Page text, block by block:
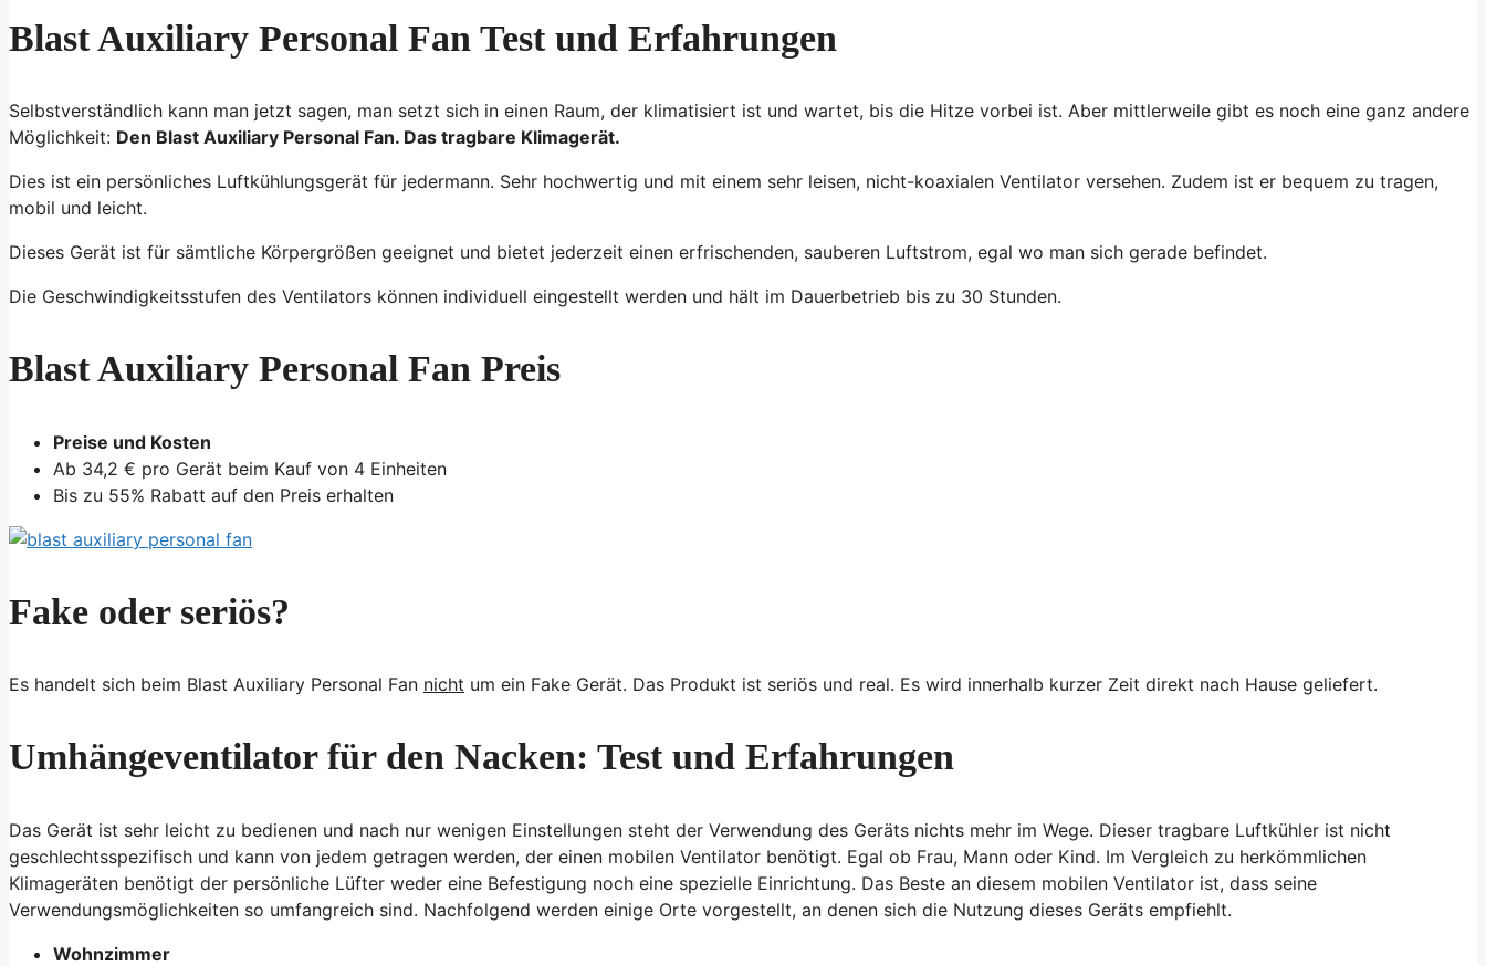
Blast Auxiliary Personal Fan Test und Erfahrungen
Selbstverständlich kann man jetzt sagen, man setzt sich in einen Raum, der klimatisiert ist und wartet, bis die Hitze vorbei ist. Aber mittlerweile gibt es noch eine ganz andere
Möglichkeit: Den Blast Auxiliary Personal Fan. Das tragbare Klimagerät.
Dies ist ein persönliches Luftkühlungsgerät für jedermann. Sehr hochwertig und mit einem sehr leisen, nicht-koaxialen Ventilator versehen. Zudem ist er bequem zu tragen,
mobil und leicht.
Dieses Gerät ist für sämtliche Körpergrößen geeignet und bietet jederzeit einen erfrischenden, sauberen Luftstrom, egal wo man sich gerade befindet.
Die Geschwindigkeitsstufen des Ventilators können individuell eingestellt werden und hält im Dauerbetrieb bis zu 30 Stunden.
Blast Auxiliary Personal Fan Preis
Preise und Kosten
Ab 34,2 € pro Gerät beim Kauf von 4 Einheiten
Bis zu 55% Rabatt auf den Preis erhalten
Fake oder seriös?
Es handelt sich beim Blast Auxiliary Personal Fan nicht um ein Fake Gerät. Das Produkt ist seriös und real. Es wird innerhalb kurzer Zeit direkt nach Hause geliefert.
Umhängeventilator für den Nacken: Test und Erfahrungen
Das Gerät ist sehr leicht zu bedienen und nach nur wenigen Einstellungen steht der Verwendung des Geräts nichts mehr im Wege. Dieser tragbare Luftkühler ist nicht
geschlechtsspezifisch und kann von jedem getragen werden, der einen mobilen Ventilator benötigt. Egal ob Frau, Mann oder Kind. Im Vergleich zu herkömmlichen
Klimageräten benötigt der persönliche Lüfter weder eine Befestigung noch eine spezielle Einrichtung. Das Beste an diesem mobilen Ventilator ist, dass seine
Verwendungsmöglichkeiten so umfangreich sind. Nachfolgend werden einige Orte vorgestellt, an denen sich die Nutzung dieses Geräts empfiehlt.
Wohnzimmer